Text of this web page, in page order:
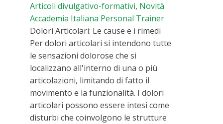
Articoli divulgativo-formativi, Novità
Accademia Italiana Personal Trainer
Dolori Articolari: Le cause e i rimedi
Per dolori articolari si intendono tutte
le sensazioni dolorose che si
localizzano all'interno di una o più
articolazioni, limitando di fatto il
movimento e la funzionalità. I dolori
articolari possono essere intesi come
disturbi che coinvolgono le strutture